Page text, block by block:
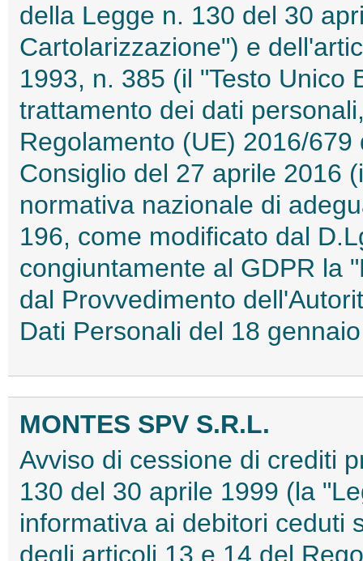
della Legge n. 130 del 30
Cartolarizzazione") e
1993, n. 385 (il "Testo Unico
trattamento dei dati
Regolamento (UE) 2016/
Consiglio del 27 aprile 2016
normativa nazionale di
196, come modificato dal
congiuntamente al GDPR la
dal Provvedimento
Dati Personali del 18
MONTES SPV S.R.L.
Avviso di cessione di crediti
130 del 30 aprile 1999 (la
informativa ai debitori ceduti
degli articoli 13 e 14 del